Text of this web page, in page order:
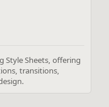
Style Sheets, offering
transitions,